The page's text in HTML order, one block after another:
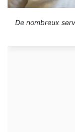
De nombreux